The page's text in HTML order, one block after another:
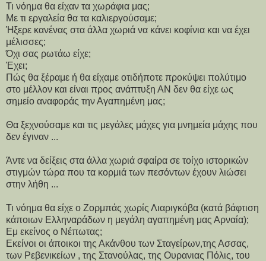
Τι νόημα θα είχαν τα χωράφια μας;
Με τι εργαλεία θα τα καλιεργούσαμε;
Ήξερε κανένας στα άλλα χωριά να κάνει κοφίνια και να έχει
μέλισσες;
Όχι σας ρωτάω είχε;
Έχει;
Πώς θα ξέραμε ή θα είχαμε οτιδήποτε προκύψει πολύτιμο
στο μέλλον και είναι προς ανάπτυξη ΑΝ δεν θα είχε ως
σημείο αναφοράς την Αγαπημένη μας;
Θα ξεχνούσαμε και τις μεγάλες μάχες για μνημεία μάχης που
δεν έγιναν ...
Άντε να δείξεις στα άλλα χωριά σφαίρα σε τοίχο ιστορικών
στιγμών τώρα που τα κορμιά των πεσόντων έχουν λιώσει
στην λήθη ...
Τι νόημα θα είχε ο Ζορμπάς χωρίς Λιαριγκόβα (κατά βάφτιση
κάποιων Ελληναράδων η μεγάλη αγαπημένη μας Αρναία);
Εμ εκείνος ο Νέπωτας;
Εκείνοι οι άποικοι της Ακάνθου των Σταγείρων,της Ασσας,
των Ρεβενικείων , της Στανούλας, της Ουρανιας Πόλις, του